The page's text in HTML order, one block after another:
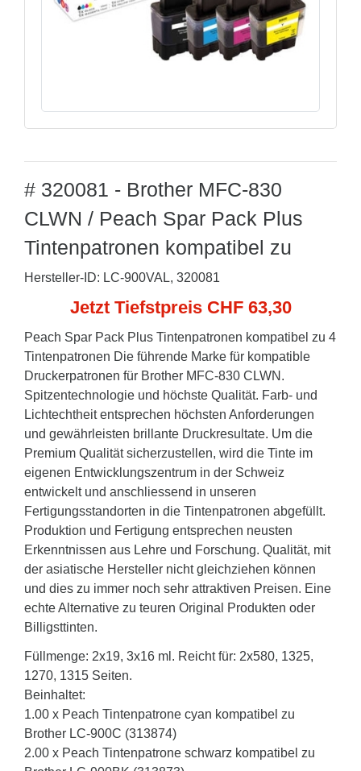
# 320081 - Brother MFC-830
CLWN / Peach Spar Pack Plus
Tintenpatronen kompatibel zu
Hersteller-ID: LC-900VAL, 320081
Jetzt Tiefstpreis CHF 63,30
Peach Spar Pack Plus Tintenpatronen kompatibel zu 4
Tintenpatronen Die führende Marke für kompatible
Druckerpatronen für Brother MFC-830 CLWN.
Spitzentechnologie und höchste Qualität. Farb- und
Lichtechtheit entsprechen höchsten Anforderungen
und gewährleisten brillante Druckresultate. Um die
Premium Qualität sicherzustellen, wird die Tinte im
eigenen Entwicklungszentrum in der Schweiz
entwickelt und anschliessend in unseren
Fertigungsstandorten in die Tintenpatronen abgefüllt.
Produktion und Fertigung entsprechen neusten
Erkenntnissen aus Lehre und Forschung. Qualität, mit
der asiatische Hersteller nicht gleichziehen können
und dies zu immer noch sehr attraktiven Preisen. Eine
echte Alternative zu teuren Original Produkten oder
Billigsttinten.
Füllmenge: 2x19, 3x16 ml. Reicht für: 2x580, 1325,
1270, 1315 Seiten.
Beinhaltet:
1.00 x Peach Tintenpatrone cyan kompatibel zu
Brother LC-900C (313874)
2.00 x Peach Tintenpatrone schwarz kompatibel zu